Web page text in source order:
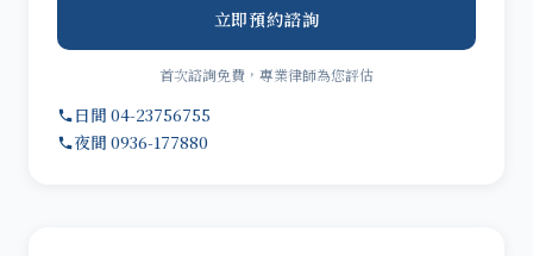
立即預約諮詢
首次諮詢免費，專業律師為您評估
日間 04-23756755
夜間 0936-177880